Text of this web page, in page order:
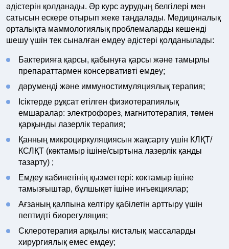
әдістерін қолданады. Әр курс аурудың белгілері мен
сатысын ескере отырып жеке таңдалады. Медициналық
орталықта маммологиялық проблемаларды кешенді
шешу үшін тек сыналған емдеу әдістері қолданылады:
Бактерияға қарсы, қабынуға қарсы және тамырлы
препараттармен консервативті емдеу;
дәруменді және иммуностимуляциялық терапия;
Ісіктерде рұқсат етілген физиотерапиялық
емшаралар: электрофорез, магнитотерапия, төмен
қарқынды лазерлік терапия;
Қанның микроциркуляциясын жақсарту үшін КЛҚТ/
КСЛҚТ (көктамыр ішіне/сыртына лазерлік қанды
тазарту) ;
Емдеу кабинетінің қызметтері: көктамыр ішіне
тамызғыштар, бұлшықет ішіне инъекциялар;
Ағзаның қалпына келтіру қабілетін арттыру үшін
пептидті биорегуляция;
Склеротерапия арқылы кисталық массаларды
хирургиялық емес емдеу;